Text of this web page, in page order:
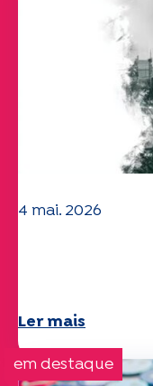
4 mai. 2026
Ler mais
em destaque